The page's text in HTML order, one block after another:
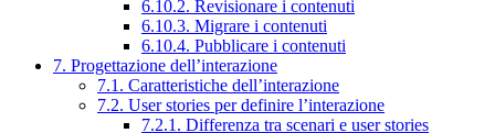
6.10.2. Revisionare i contenuti
6.10.3. Migrare i contenuti
6.10.4. Pubblicare i contenuti
7. Progettazione dell’interazione
7.1. Caratteristiche dell’interazione
7.2. User stories per definire l’interazione
7.2.1. Differenza tra scenari e user stories